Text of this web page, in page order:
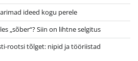
ideed kogu perele
„sõber“? Siin on lihtne selgitus
rootsi tõlget: nipid ja tööriistad